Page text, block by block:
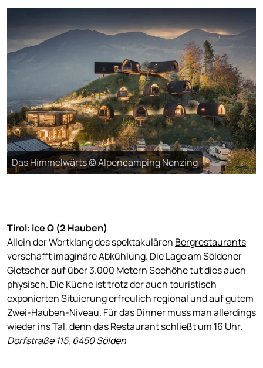
Das Himmelwärts © Alpencamping Nenzing
Tirol: ice Q (2 Hauben)
Allein der Wortklang des spektakulären Bergrestaurants
verschafft imaginäre Abkühlung. Die Lage am Söldener
Gletscher auf über 3.000 Metern Seehöhe tut dies auch
physisch. Die Küche ist trotz der auch touristisch
exponierten Situierung erfreulich regional und auf gutem
Zwei-Hauben-Niveau. Für das Dinner muss man allerdings
wieder ins Tal, denn das Restaurant schließt um 16 Uhr.
Dorfstraße 115, 6450 Sölden